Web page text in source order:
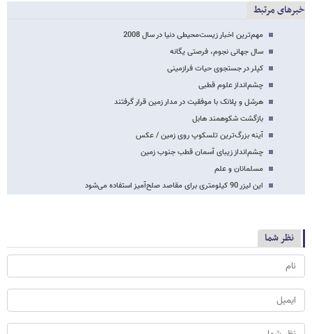
خبرهای مرتبط
مهم‌ترین اخبار زیست‌محیطی دنیا در سال 2008
سال جهانی نجوم، فرصتی یگانه
کپلر در جستجوی حیات فرازمینی
چشم‌انداز علوم قطبی
هرشل و پلانک با موفقیت در مدار زمین قرار گرفتند
بازگشت شکوهمند هابل
آینه بزرگ‌ترین تلسکوپ روی زمین / عکس
چشم‌انداز زیبای آسمان قطب جنوب زمین
مسلمانان و علم
این لیزر 90 کیلومتری برای مقاصد صلح‌آمیز استفاده می‌شود
نظر شما